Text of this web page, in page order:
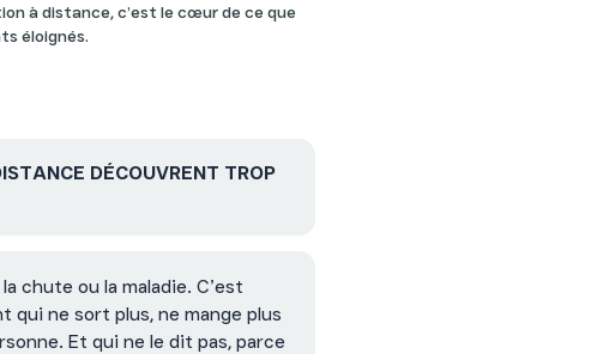
à distance, c’est le cœur de ce que
éloignés.
DÉCOUVRENT TROP
chute ou la maladie. C’est
qui ne sort plus, ne mange plus
Et qui ne le dit pas, parce